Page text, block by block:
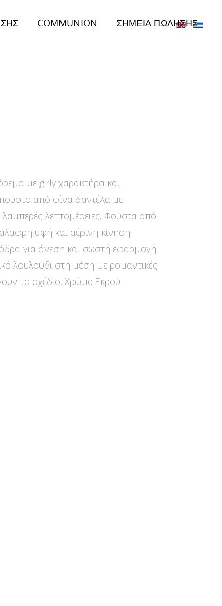
COMMUNION ΣΗΜΕΙΑ ΠΩΛΗΣΗΣ
με girly χαρακτήρα και
από φίνα δαντέλα με
λαμπερές λεπτομέρειες. Φούστα από
υφή και αέρινη κίνηση.
για άνεση και σωστή εφαρμογή.
λουλούδι στη μέση με ρομαντικές
το σχέδιο. Χρώμα:Εκρού